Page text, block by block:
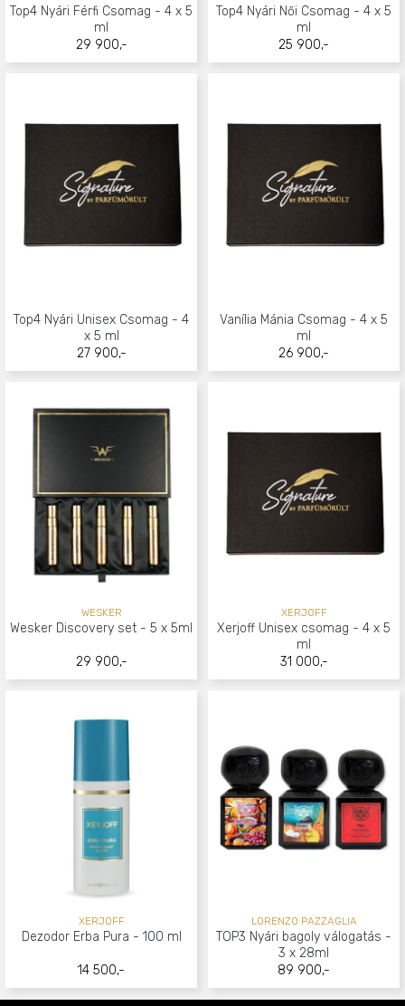
29 900,-
Top4 Nyári Férfi Csomag - 4 x 5
ml
25 900,-
Top4 Nyári Női Csomag - 4 x 5
ml
27 900,-
Top4 Nyári Unisex Csomag - 4
x 5 ml
26 900,-
Vanília Mánia Csomag - 4 x 5
ml
29 900,-
WESKER
Wesker Discovery set - 5 x 5ml
31 000,-
XERJOFF
Xerjoff Unisex csomag - 4 x 5
ml
14 500,-
XERJOFF
Dezodor Erba Pura - 100 ml
89 900,-
LORENZO PAZZAGLIA
TOP3 Nyári bagoly válogatás -
3 x 28ml